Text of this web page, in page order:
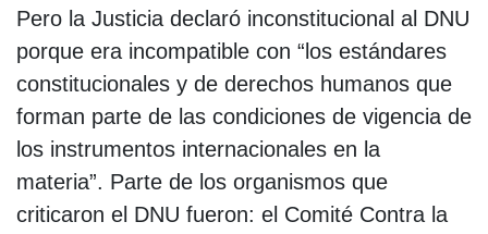
Pero la Justicia declaró inconstitucional al DNU
porque era incompatible con “los estándares
constitucionales y de derechos humanos que
forman parte de las condiciones de vigencia de
los instrumentos internacionales en la
materia”. Parte de los organismos que
criticaron el DNU fueron: el Comité Contra la